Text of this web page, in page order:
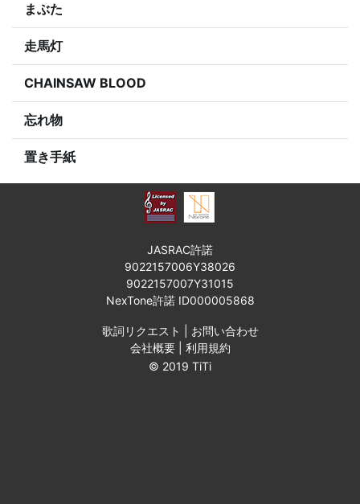
まぶた
走馬灯
CHAINSAW BLOOD
忘れ物
置き手紙
JASRAC許諾
9022157006Y38026
9022157007Y31015
NexTone許諾 ID000005868
歌詞リクエスト
お問い合わせ
会社概要| 利用規約
© 2019 TiTi